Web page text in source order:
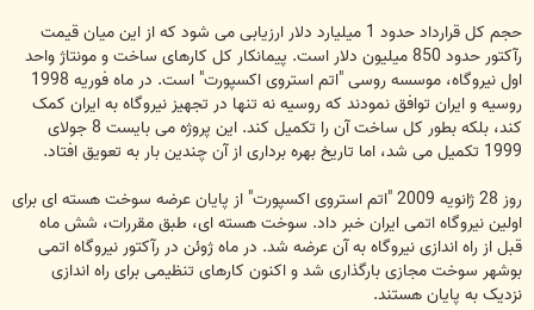
حجم کل قرارداد حدود 1 میلیارد دلار ارزیابی می شود که از این میان قیمت
رآکتور حدود 850 میلیون دلار است. پیمانکار کل کارهای ساخت و مونتاژ واحد
اول نیروگاه، موسسه روسی "اتم استروی اکسپورت" است. در ماه فوریه 1998
روسیه و ایران توافق نمودند که روسیه نه تنها در تجهیز نیروگاه به ایران کمک
کند، بلکه بطور کل ساخت آن را تکمیل کند. این پروژه می بایست 8 جولای
1999 تکمیل می شد، اما تاریخ بهره برداری از آن چندین بار به تعویق افتاد.
روز 28 ژانویه 2009 "اتم استروی اکسپورت" از پایان عرضه سوخت هسته ای برای
اولین نیروگاه اتمی ایران خبر داد. سوخت هسته ای، طبق مقررات، شش ماه
قبل از راه اندازی نیروگاه به آن عرضه شد. در ماه ژوئن در رآکتور نیروگاه اتمی
بوشهر سوخت مجازی بارگذاری شد و اکنون کارهای تنظیمی برای راه اندازی
نزدیک به پایان هستند.